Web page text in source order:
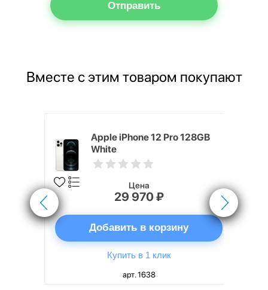
Отправить
Вместе с этим товаром покупают
Apple iPhone 12 Pro 128GB
White
Цена
29 970 ₽
Добавить в корзину
Купить в 1 клик
арт. 1638